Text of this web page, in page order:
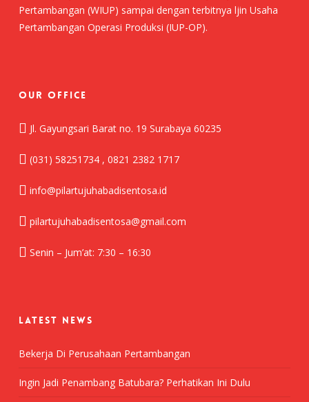
Pertambangan (WIUP) sampai dengan terbitnya ljin Usaha
Pertambangan Operasi Produksi (IUP-OP).
Our Office
Jl. Gayungsari Barat no. 19 Surabaya 60235
(031) 58251734 , 0821 2382 1717
info@pilartujuhabadisentosa.id
pilartujuhabadisentosa@gmail.com
Senin – Jum’at: 7:30 – 16:30
LATEST NEWS
Bekerja Di Perusahaan Pertambangan
Ingin Jadi Penambang Batubara? Perhatikan Ini Dulu